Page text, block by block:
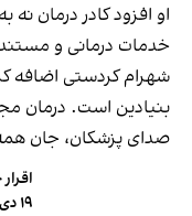
او افزود کادر درمان
خدمات درمانی و
شهرام کردستی اضافه
بنیادین است. درمان
صدای پزشکان، جان
۱۹ دی؛ بیش از ۲ هزار نفر «شهید» خوانده شدند